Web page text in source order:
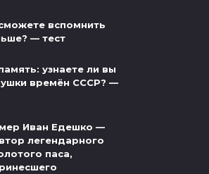
вспомнить
— тест
узнаете ли вы
времён СССР? —
Иван Едешко —
легендарного
паса,